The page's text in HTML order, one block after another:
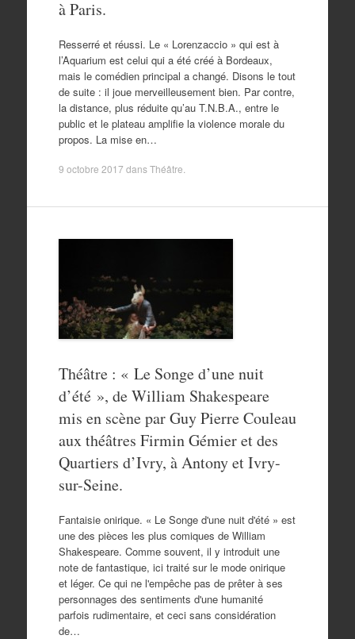
à Paris.
Resserré et réussi. Le « Lorenzaccio » qui est à
l’Aquarium est celui qui a été créé à Bordeaux,
mais le comédien principal a changé. Disons le tout
de suite : il joue merveilleusement bien. Par contre,
la distance, plus réduite qu’au T.N.B.A., entre le
public et le plateau amplifie la violence morale du
propos. La mise en…
9 octobre 2017 dansThéâtre
Théâtre : « Le Songe d’une nuit
d’été », de William Shakespeare
mis en scène par Guy Pierre Couleau
aux théâtres Firmin Gémier et des
Quartiers d’Ivry, à Antony et Ivry-
sur-Seine.
Fantaisie onirique. « Le Songe d'une nuit d'été » est
une des pièces les plus comiques de William
Shakespeare. Comme souvent, il y introduit une
note de fantastique, ici traité sur le mode onirique
et léger. Ce qui ne l'empêche pas de prêter à ses
personnages des sentiments d'une humanité
parfois rudimentaire, et ceci sans considération
de…